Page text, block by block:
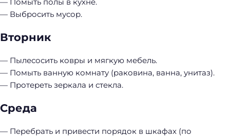
— Выбросить мусор.
Вторник
— Пылесосить ковры и мягкую мебель.
— Помыть ванную комнату (раковина, ванна, унитаз).
— Протереть зеркала и стекла.
Среда
— Перебрать и привести порядок в шкафах (по